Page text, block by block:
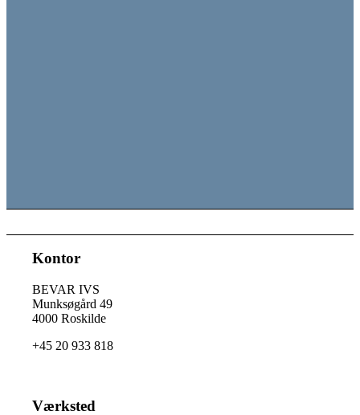
Kontor
BEVAR IVS
Munksøgård 49
4000 Roskilde
+45 20 933 818
Værksted